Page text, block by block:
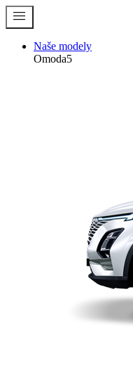
menu
Naše modely
Omoda5